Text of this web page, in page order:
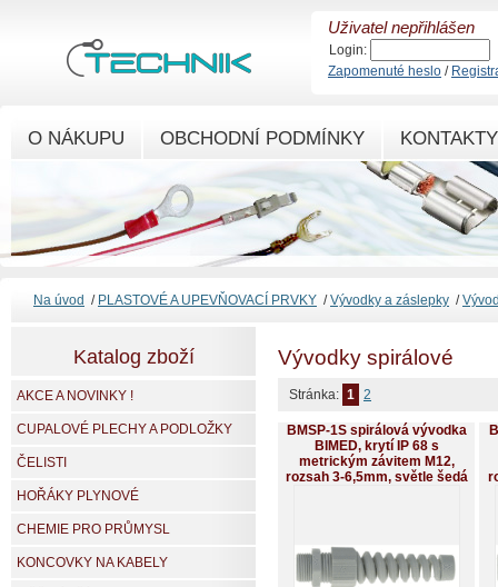
Vývodky spirálové
Stránka: 1 2
BMSP-1S spirálová vývodka
BIMED, krytí IP 68 s
metrickým závitem M12,
rozsah 3-6,5mm, světle šedá
Katalog zboží
AKCE A NOVINKY !
CUPALOVÉ PLECHY A PODLOŽKY
ČELISTI
HOŘÁKY PLYNOVÉ
CHEMIE PRO PRŮMYSL
KONCOVKY NA KABELY
Na úvod / PLASTOVÉ A UPEVŇOVACÍ PRVKY /Vývodky a záslepky /
O NÁKUPU OBCHODNÍ PODMÍNKY KONTAKTY
Uživatel nepřihlášen
Login:
Zapomenuté heslo /